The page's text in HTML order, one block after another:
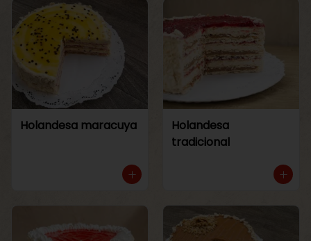
Holandesa maracuya
Holandesa
tradicional